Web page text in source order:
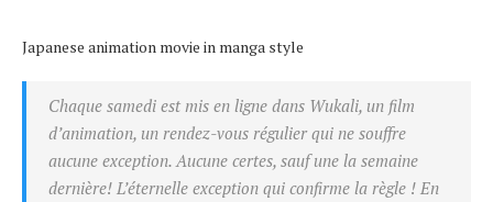
Japanese animation movie in manga style
Chaque samedi est mis en ligne dans Wukali, un film
d’animation, un rendez-vous régulier qui ne souffre
aucune exception. Aucune certes, sauf une la semaine
dernière! L’éternelle exception qui confirme la règle ! En